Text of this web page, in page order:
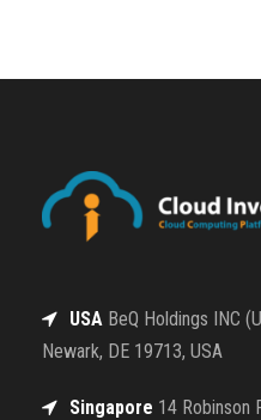
USA BeQ Holdings INC
Newark, DE 19713, USA
Singapore 14 Robinson